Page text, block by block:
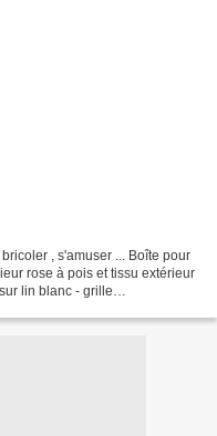
, s'amuser ... Boîte pour
rose à pois et tissu extérieur
lin blanc - grille